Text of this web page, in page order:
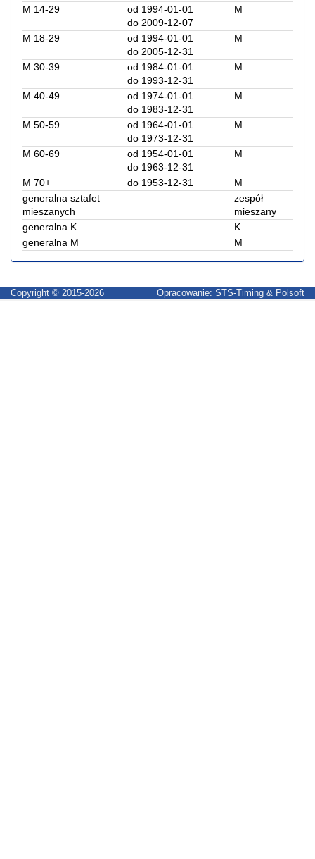
M 14-29
od 1994-01-01
do 2009-12-07
M
M 18-29
od 1994-01-01
do 2005-12-31
M
M 30-39
od 1984-01-01
do 1993-12-31
M
M 40-49
od 1974-01-01
do 1983-12-31
M
M 50-59
od 1964-01-01
do 1973-12-31
M
M 60-69
od 1954-01-01
do 1963-12-31
M
M 70+ do 1953-12-31
M
generalna sztafet
mieszanych
zespół
mieszany
generalna K
K
generalna M
M
Copyright © 2015-2026 Opracowanie: STS-Timing & Polsoft